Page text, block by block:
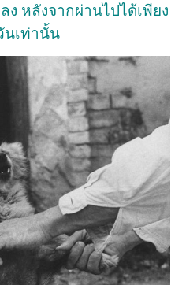
ง หลังจากผ่านไปได้เพียง
นเท่านั้น